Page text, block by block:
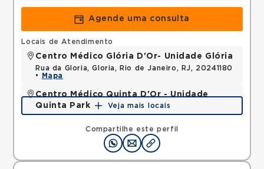
Agende uma consulta
Compartilhe este perfil
Locais de Atendimento
Centro Médico Glória D'Or- Unidade Glória
Rua da Gloria, Gloria, Rio de Janeiro, RJ, 20241180
•
Mapa
Centro Médico Quinta D'Or - Unidade
Quinta Park
Rua Almirante Baltazar, Sao Cristovao, Rio de
Janeiro, RJ, 20941150 •
Mapa
Veja mais locais